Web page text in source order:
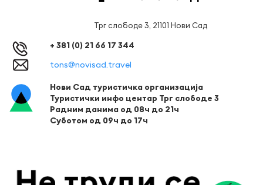
Трг слободе 3, 21101 Нови Сад
+ 381 (0) 21 66 17 344
tons@novisad.travel
Нови Сад туристичка организација
Туристички инфо центар Трг слободе 3
Радним данима од 08ч до 21ч
Суботом од 09ч до 17ч